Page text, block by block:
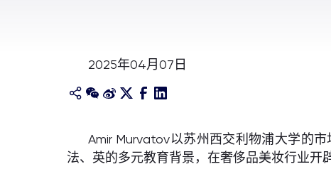
2025年04月07日
Amir Murvatov以苏州西交利物浦大学的
法、英的多元教育背景，在奢侈品美妆行业开